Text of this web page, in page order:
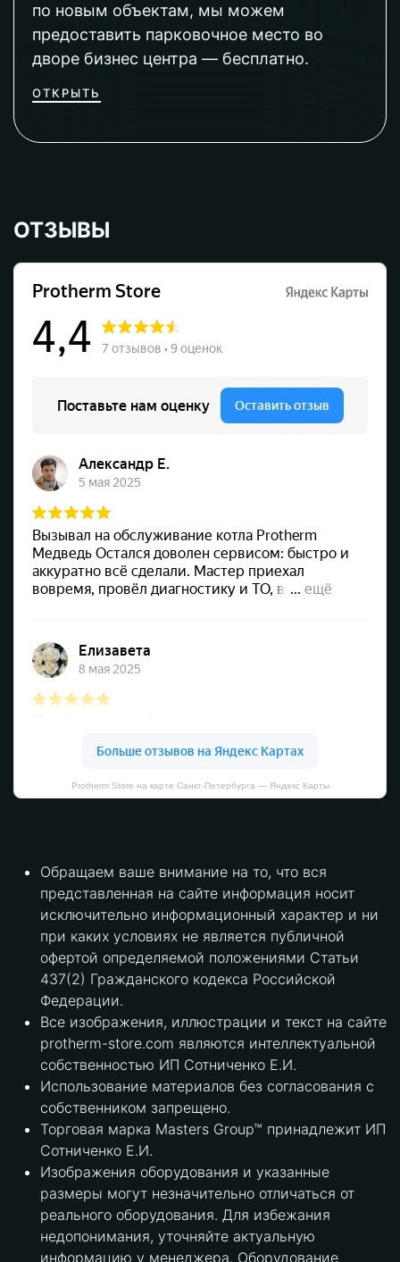
по новым объектам, мы можем
предоставить парковочное место во
дворе бизнес центра — бесплатно.
ОТКРЫТЬ
ОТЗЫВЫ
Protherm Store на карте Санкт‑Петербурга — Яндекс Карты
Обращаем ваше внимание на то, что вся
представленная на сайте информация носит
исключительно информационный характер и ни
при каких условиях не является публичной
офертой определяемой положениями Статьи
437(2) Гражданского кодекса Российской
Федерации.
Все изображения, иллюстрации и текст на сайте
protherm-store.com являются интеллектуальной
собственностью ИП Сотниченко Е.И.
Использование материалов без согласования с
собственником запрещено.
Торговая марка Masters Group™ принадлежит ИП
Сотниченко Е.И.
Изображения оборудования и указанные
размеры могут незначительно отличаться от
реального оборудования. Для избежания
недопонимания, уточняйте актуальную
информацию у менеджера. Оборудование